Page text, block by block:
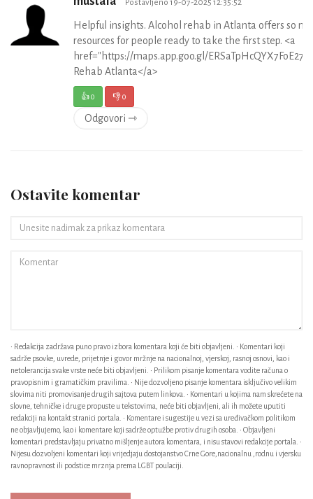
Postavljeno 19-07-2025 12:35:52
Helpful insights. Alcohol rehab in Atlanta offers so
resources for people ready to take the first step. <a
href="https://maps.app.goo.gl/
Rehab Atlanta</a>
👍0 👎0
Odgovori ⇾
Ostavite komentar
• Redakcija zadržava puno pravo izbora komentara koji će biti objavljeni. • Komentari koji
sadrže psovke, uvrede, prijetnje i govor mržnje na nacionalnoj, vjerskoj, rasnoj osnovi, kao i
netolerancija svake vrste neće biti objavljeni. • Prilikom pisanje komentara vodite računa o
pravopisnim i gramatičkim pravilima. • Nije dozvoljeno pisanje komentara isključivo velikim
slovima niti promovisanje drugih sajtova putem linkova. • Komentari u kojima nam skrećete na
slovne, tehničke i druge propuste u tekstovima, neće biti objavljeni, ali ih možete uputiti
redakciji na kontakt stranici portala. • Komentare i sugestije u vezi sa uređivačkom politikom
ne objavljujemo, kao i komentare koji sadrže optužbe protiv drugih osoba. • Objavljeni
komentari predstavljaju privatno mišljenje autora komentara, i nisu stavovi redakcije portala. •
Nijesu dozvoljeni komentari koji vrijedjaju dostojanstvo Crne Gore,nacionalnu ,rodnu i vjersku
ravnopravnost ili podstice mrznja prema LGBT poulaciji.